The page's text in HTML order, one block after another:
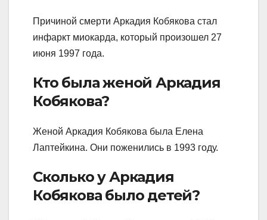
Причиной смерти Аркадия Кобякова стал
инфаркт миокарда, который произошел 27
июня 1997 года.
Кто была женой Аркадия
Кобякова?
Женой Аркадия Кобякова была Елена
Лаптейкина. Они поженились в 1993 году.
Сколько у Аркадия
Кобякова было детей?